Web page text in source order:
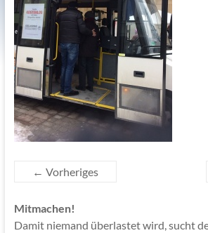
← Vorheriges
Mitmachen!
Damit niemand überlastet wird, sucht